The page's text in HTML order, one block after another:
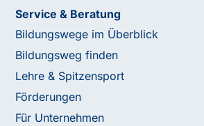
Service & Beratung
Bildungswege im Überblick
Bildungsweg finden
Lehre & Spitzensport
Förderungen
Für Unternehmen